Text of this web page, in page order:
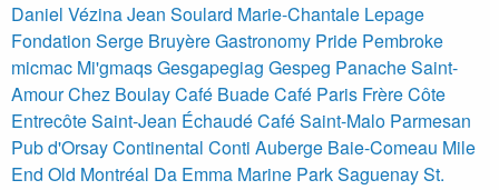
Daniel VézinaJean Soulard Marie-Chantale Lepage
Fondation Serge BruyèreGastronomy Pride Pembroke
micmac Mi'gmaqs Gesgapegiag Gespeg Panache Saint-
Amour Chez Boulay Café Buade Café Paris Frère Côte
Entrecôte Saint-Jean Échaudé Café Saint-Malo Parmesan
Pub d'Orsay Continental Conti Auberge Baie-Comeau Mile
End Old Montréal Da Emma Marine Park Saguenay St.